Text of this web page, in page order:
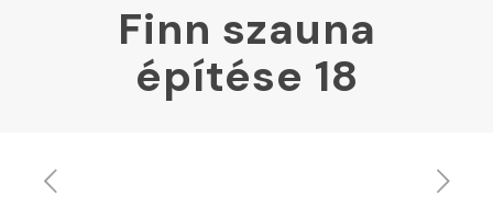
Finn szauna
építése 18